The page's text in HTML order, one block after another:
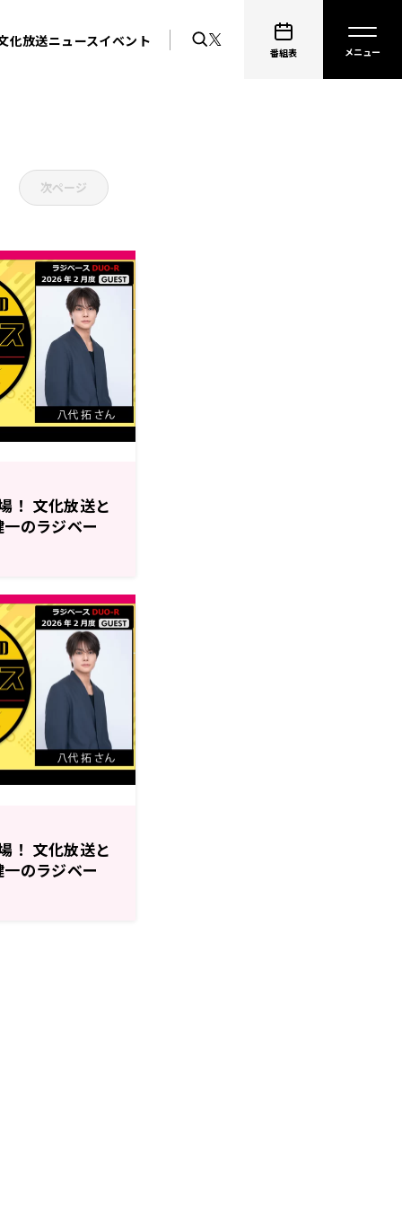
化放送ニュースイベント
番組表
次ページ
！ 文化放送と
のラジベー
！ 文化放送と
のラジベー